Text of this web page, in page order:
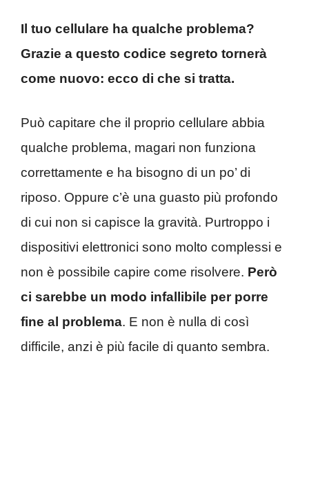
Il tuo cellulare ha qualche problema?
Grazie a questo codice segreto tornerà
come nuovo: ecco di che si tratta.
Può capitare che il proprio cellulare abbia
qualche problema, magari non funziona
correttamente e ha bisogno di un po’ di
riposo. Oppure c’è una guasto più profondo
di cui non si capisce la gravità. Purtroppo i
dispositivi elettronici sono molto complessi e
non è possibile capire come risolvere. Però
ci sarebbe un modo infallibile per porre
fine al problema. E non è nulla di così
difficile, anzi è più facile di quanto sembra.